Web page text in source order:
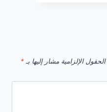
الحقول الإلزامية مشار إليها بـ *